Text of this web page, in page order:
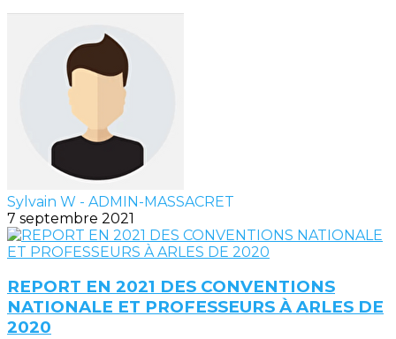
Sylvain W - ADMIN-MASSACRET
7 septembre 2021
REPORT EN 2021 DES CONVENTIONS
NATIONALE ET PROFESSEURS À ARLES DE
2020